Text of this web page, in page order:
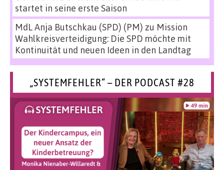
startet in seine erste Saison
MdL Anja Butschkau (SPD) (PM) zu Mission
Wahlkreisverteidigung: Die SPD möchte mit
Kontinuität und neuen Ideen in den Landtag
„SYSTEMFEHLER“ – DER PODCAST #28